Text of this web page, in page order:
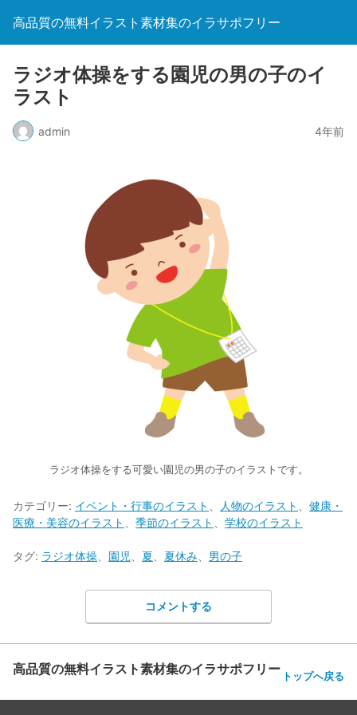
高品質の無料イラスト素材集のイラサポフリー
ラジオ体操をする園児の男の子のイ
ラスト
admin 4年前
ラジオ体操をする可愛い園児の男の子のイラストです。
カテゴリー: イベント・行事のイラスト 人物のイラスト
健康・
医療・美容のイラスト
季節のイラスト 学校のイラスト
タグ: ラジオ体操 園児 夏 夏休み 男の子
コメントする
高品質の無料イラスト素材集のイラサポフリー トップへ戻る